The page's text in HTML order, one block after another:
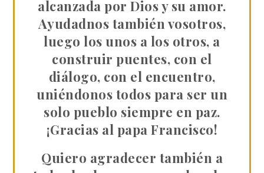
alcanzada por Dios y su amor.
Ayudadnos también vosotros,
luego los unos a los otros, a
construir puentes, con el
diálogo, con el encuentro,
uniéndonos todos para ser un
solo pueblo siempre en paz.
¡Gracias al papa Francisco!
Quiero agradecer también a